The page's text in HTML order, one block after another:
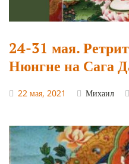
24-31 мая.
Нюнгне на Сага
22 мая, 2021 Михаил